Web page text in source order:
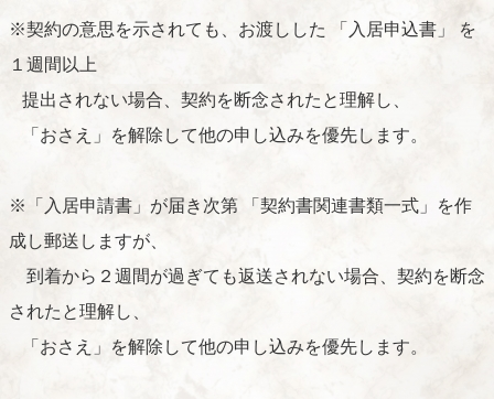
※契約の意思を示されても、お渡しした 「入居申込書」 を
１週間以上
提出されない場合、契約を断念されたと理解し、
「おさえ」を解除して他の申し込みを優先します。
※「入居申請書」が届き次第 「契約書関連書類一式」を作
成し郵送しますが、
到着から２週間が過ぎても返送されない場合、契約を断念
されたと理解し、
「おさえ」を解除して他の申し込みを優先します。